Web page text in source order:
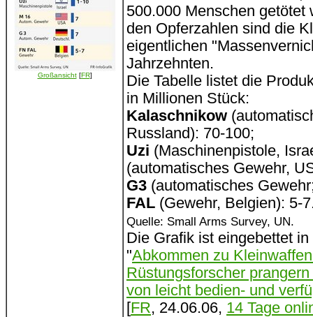
Großansicht[FR]
500.000 Menschen getötet
den Opferzahlen sind die
eigentlichen
Jahrzehnten.
Die Tabelle listet die
in Millionen Stück:
Kalaschnikow
Russland): 70-100;
Uzi (Maschinenpistole,
(automatisches Gewehr,
G3 (automatisches
FAL (Gewehr, Belgien): 5-
Quelle: Small Arms Survey, UN.
Die Grafik ist eingebettet
"Abkommen zu
Rüstungsforscher
von leicht bedien- und
[FR, 24.06.06, 14 Tage